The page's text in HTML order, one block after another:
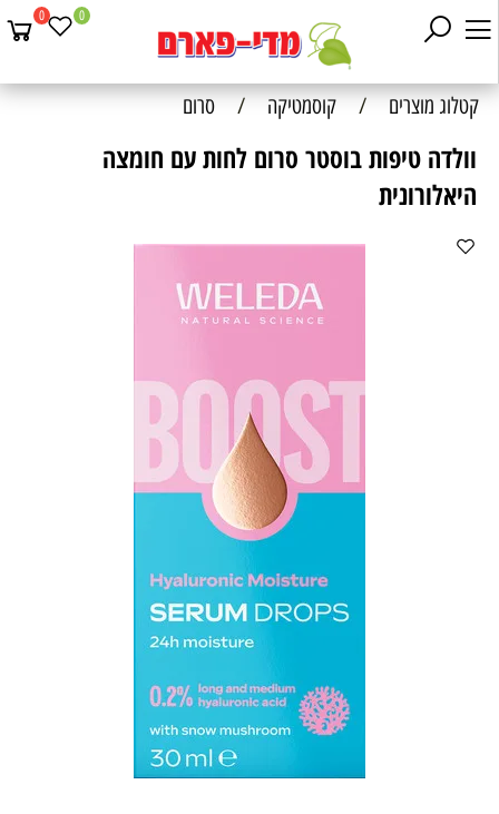
0 0
קטלוג מוצרים / קוסמטיקה / סרום
וולדה טיפות בוסטר סרום לחות עם חומצה
היאלורונית